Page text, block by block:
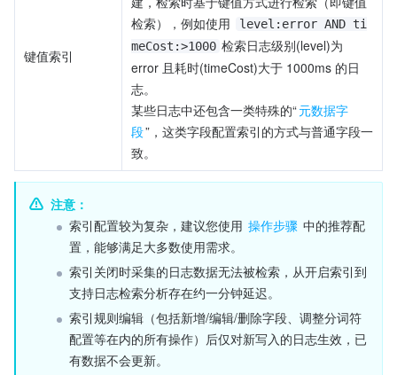
键值索引
检索），例如使用
level:error AND ti
meCost:>1000 检索日志级别(level)为
error 且耗时(timeCost)大于 1000ms 的日
志。
某些日志中还包含一类特殊的“元数据字
段”，这类字段配置索引的方式与普通字段一
致。
注意：
索引配置较为复杂，建议您使用 操作步骤 中的推荐配
置，能够满足大多数使用需求。
索引关闭时采集的日志数据无法被检索，从开启索引到
支持日志检索分析存在约一分钟延迟。
索引规则编辑（包括新增/编辑/删除字段、调整分词符
配置等在内的所有操作）后仅对新写入的日志生效，已
有数据不会更新。